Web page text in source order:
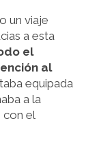
un viaje
a esta
el
al
equipada
a la
con el